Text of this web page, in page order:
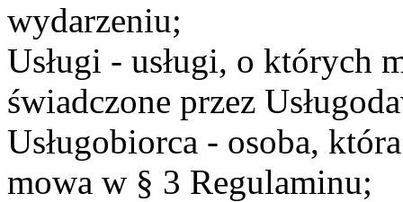
wydarzeniu;
Usługi - usługi, o których
świadczone przez
Usługobiorca - osoba,
mowa w § 3 Regulaminu;